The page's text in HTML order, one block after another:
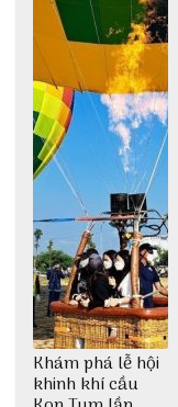
Khám phá lễ hội
khinh khí cầu